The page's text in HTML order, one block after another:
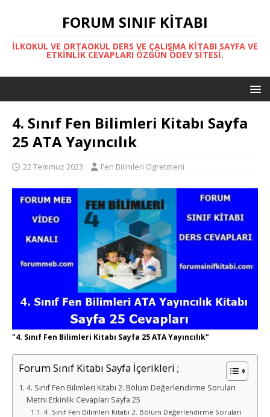
FORUM SINIF KITABI
İLKOKUL VE ORTAOKUL DERS VE ÇALIŞMA KITABI SAYFA VE
ETKINLIK CEVAPLARI ÖZGÜN ÖDEV SITESI.
4. Sınıf Fen Bilimleri Kitabı Sayfa
25 ATA Yayıncılık
22 Temmuz 2023 Fen Bilimleri Ogretmeni
"4. Sınıf Fen Bilimleri Kitabı Sayfa 25 ATA Yayıncılık"
Forum Sınıf Kitabı Sayfa İçerikleri ;
4. Sınıf Fen Bilimleri Kitabı 2. Bölüm Değerlendirme Soruları
Metni Etkinlik Cevapları Sayfa 25
4. Sınıf Fen Bilimleri Kitabı 2. Bölüm Değerlendirme Soruları